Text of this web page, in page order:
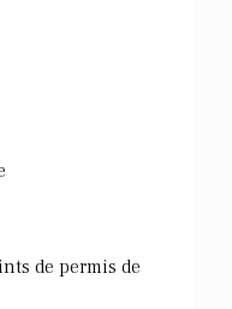
de permis de